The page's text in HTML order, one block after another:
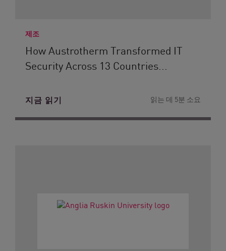
제조
How Austrotherm Transformed IT
Security Across 13 Countries...
지금 읽기 읽는 데 5분 소요